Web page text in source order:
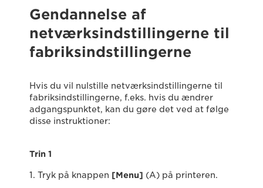
Gendannelse af
netværksindstillingerne til
fabriksindstillingerne
Hvis du vil nulstille netværksindstillingerne til
fabriksindstillingerne, f.eks. hvis du ændrer
adgangspunktet, kan du gøre det ved at følge
disse instruktioner:
Trin 1
1. Tryk på knappen [Menu] (A) på printeren.